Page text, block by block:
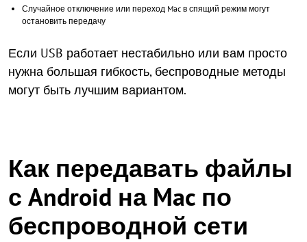
Случайное отключение или переход Mac в спящий режим могут
остановить передачу
Если USB работает нестабильно или вам просто
нужна большая гибкость, беспроводные методы
могут быть лучшим вариантом.
Как передавать файлы
с Android на Mac по
беспроводной сети